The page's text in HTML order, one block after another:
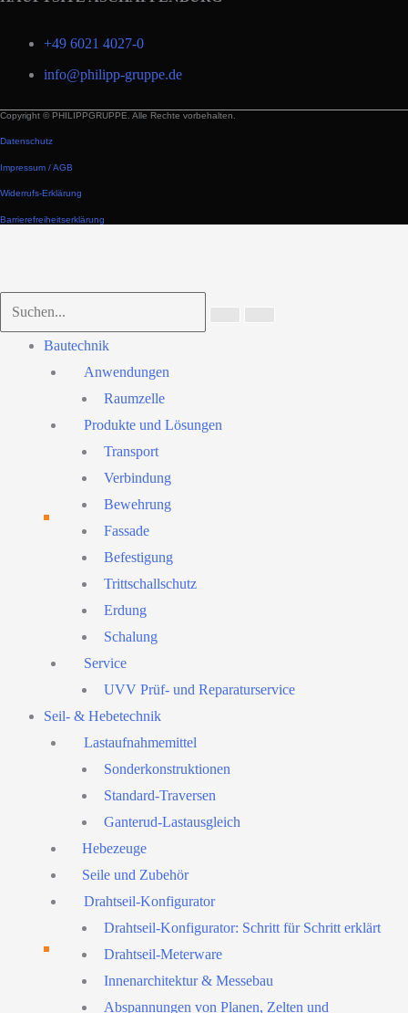
+49 6021 4027-0
info@philipp-gruppe.de
Copyright © PHILIPPGRUPPE. Alle Rechte vorbehalten.
Datenschutz
Impressum / AGB
Widerrufs-Erklärung
Barrierefreiheitserklärung
scrollen
Bautechnik
Anwendungen
Raumzelle
Produkte und Lösungen
Transport
Verbindung
Bewehrung
Fassade
Befestigung
Trittschallschutz
Erdung
Schalung
Service
UVV Prüf- und Reparaturservice
Seil- & Hebetechnik
Lastaufnahmemittel
Sonderkonstruktionen
Standard-Traversen
Ganterud-Lastausgleich
Hebezeuge
Seile und Zubehör
Drahtseil-Konfigurator
Drahtseil-Konfigurator: Schritt für Schritt erklärt
Drahtseil-Meterware
Innenarchitektur & Messebau
Abspannungen von Planen, Zelten und